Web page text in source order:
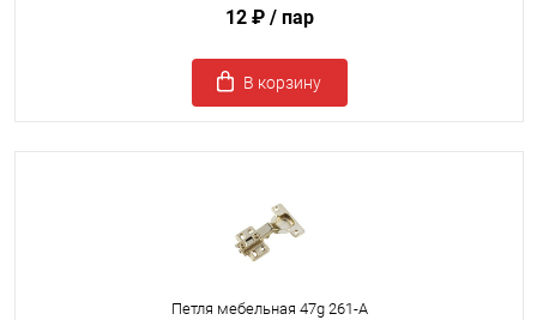
12 ₽ / пар
В корзину
Петля мебельная 47g 261-A